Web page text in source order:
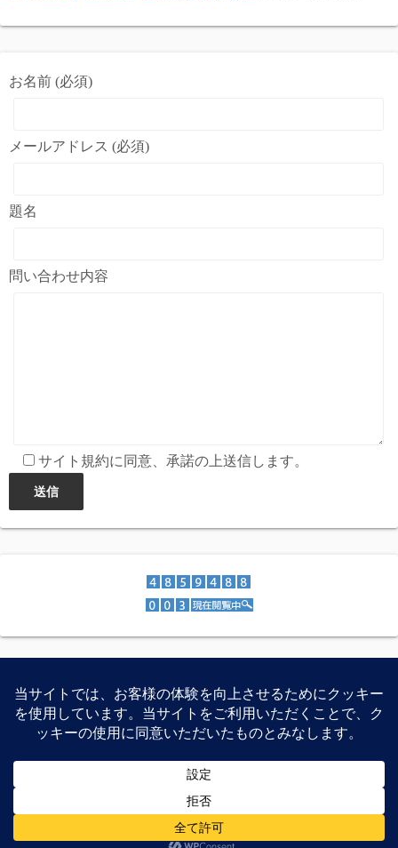
お名前 (必須)
メールアドレス (必須)
題名
問い合わせ内容
サイト規約に同意、承諾の上送信します。
スマートフォン、家電製品、PCパーツなどの特価紹介、レ
ビュー等を公開しています。
Recon-ReviewDays